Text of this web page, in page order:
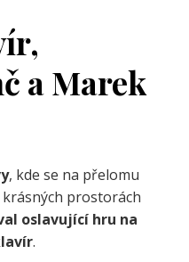
a Marek
, kde se na přelomu
prostorách
oslavující hru na
.